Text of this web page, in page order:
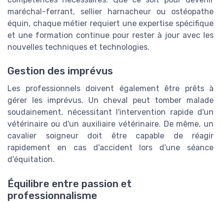
maréchal-ferrant, sellier harnacheur ou ostéopathe
équin, chaque métier requiert une expertise spécifique
et une formation continue pour rester à jour avec les
nouvelles techniques et technologies.
Gestion des imprévus
Les professionnels doivent également être prêts à
gérer les imprévus. Un cheval peut tomber malade
soudainement, nécessitant l'intervention rapide d'un
vétérinaire ou d'un auxiliaire vétérinaire. De même, un
cavalier soigneur doit être capable de réagir
rapidement en cas d'accident lors d'une séance
d'équitation.
Équilibre entre passion et
professionnalisme